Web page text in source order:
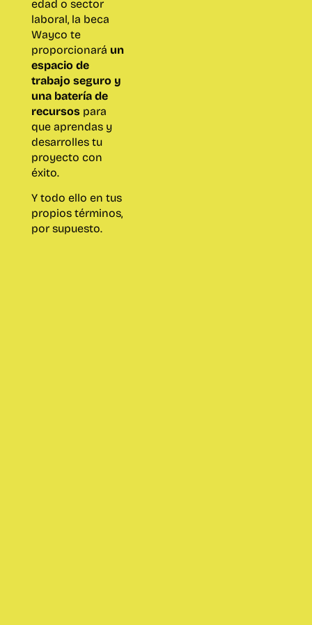
edad o sector
laboral, la beca
Wayco te
proporcionará un
espacio de
trabajo seguro y
una batería de
recursospara
que aprendas y
desarrolles tu
proyecto con
éxito.
Y todo ello en tus
propios términos,
por supuesto.